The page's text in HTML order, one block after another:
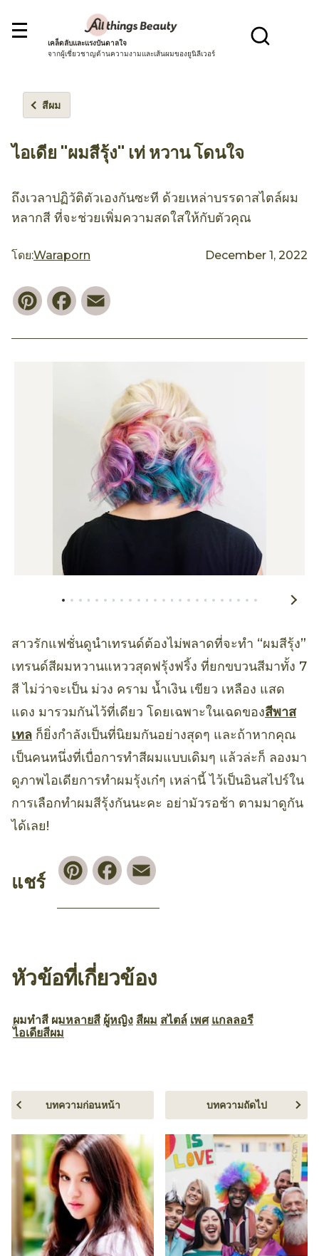
เคล็ดลับและแรงบันดาลใจ
จากผู้เชี่ยวชาญด้านความงามและเส้นผมของยูนิลีเวอร์
สีผม
ไอเดีย "ผมสีรุ้ง" เท่ หวาน โดนใจ
ถึงเวลาปฏิวัติตัวเองกันซะที ด้วยเหล่าบรรดาสไตล์ผม
หลากสี ที่จะช่วยเพิ่มความสดใสให้กับตัวคุณ
โดย:Waraporn December 1, 2022
PinterestFacebook
สาวรักแฟชั่นดูนำเทรนด์ต้องไม่พลาดที่จะทำ “ผมสีรุ้ง”
เทรนด์สีผมหวานแหววสุดฟรุ้งฟริ้ง ที่ยกขบวนสีมาทั้ง 7
สี ไม่ว่าจะเป็น ม่วง คราม น้ำเงิน เขียว เหลือง แสด
แดง มารวมกันไว้ที่เดียว โดยเฉพาะในเฉดของสีพาส
เทล ก็ยิ่งกำลังเป็นที่นิยมกันอย่างสุดๆ และถ้าหากคุณ
เป็นคนหนึ่งที่เบื่อการทำสีผมแบบเดิมๆ แล้วล่ะก็ ลองมา
ดูภาพไอเดียการทำผมรุ้งเก๋ๆ เหล่านี้ ไว้เป็นอินสไปร์ใน
การเลือกทำผมสีรุ้งกันนะคะ อย่ามัวรอช้า ตามมาดูกัน
ได้เลย!
แชร์
PinterestFacebook
หัวข้อที่เกี่ยวข้อง
ผมทำสี ผมหลายสี ผู้หญิง สีผม สไตล์ เพศ แกลลอรี
ไอเดียสีผม
บทความก่อนหน้า บทความถัดไป